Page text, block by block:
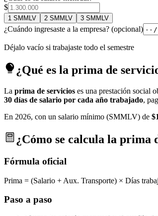
$
1 SMMLV 2 SMMLV 3 SMMLV
¿Cuándo ingresaste a la empresa? (opcional)
Déjalo vacío si trabajaste todo el semestre
¿Qué es la prima de
La prima de servicios es una prestación social
30 días de salario por cada año trabajado,
En 2026, con un salario mínimo (SMMLV) de $
¿Cómo se calcula la prima
Fórmula oficial
Prima = (Salario + Aux. Transporte) × Días
Paso a paso